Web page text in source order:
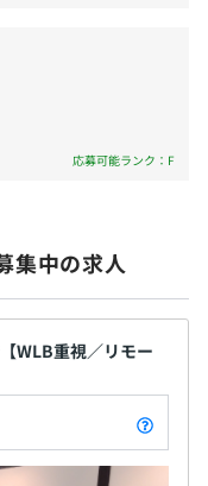
与、10日～20日※
26,000円限度で支
応募可能ランク：F
集中の求人
WLB重視／リモー